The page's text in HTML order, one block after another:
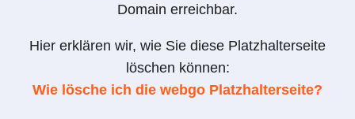
Domain erreichbar.
Hier erklären wir, wie Sie diese Platzhalterseite
löschen können:
Wie lösche ich die webgo Platzhalterseite?